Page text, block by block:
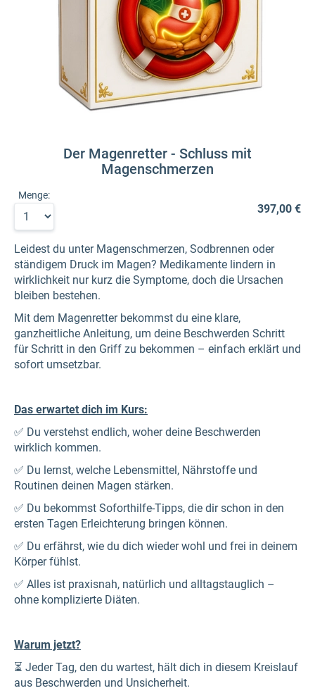
Der Magenretter - Schluss mit
Magenschmerzen
Menge:
397,00 €
Leidest du unter Magenschmerzen, Sodbrennen oder
ständigem Druck im Magen? Medikamente lindern in
wirklichkeit nur kurz die Symptome, doch die Ursachen
bleiben bestehen.
Mit dem Magenretter bekommst du eine klare,
ganzheitliche Anleitung, um deine Beschwerden Schritt
für Schritt in den Griff zu bekommen – einfach erklärt und
sofort umsetzbar.
Das erwartet dich im Kurs:
✅ Du verstehst endlich, woher deine Beschwerden
wirklich kommen.
✅ Du lernst, welche Lebensmittel, Nährstoffe und
Routinen deinen Magen stärken.
✅ Du bekommst Soforthilfe-Tipps, die dir schon in den
ersten Tagen Erleichterung bringen können.
✅ Du erfährst, wie du dich wieder wohl und frei in deinem
Körper fühlst.
✅ Alles ist praxisnah, natürlich und alltagstauglich –
ohne komplizierte Diäten.
Warum jetzt?
⏳ Jeder Tag, den du wartest, hält dich in diesem Kreislauf
aus Beschwerden und Unsicherheit.